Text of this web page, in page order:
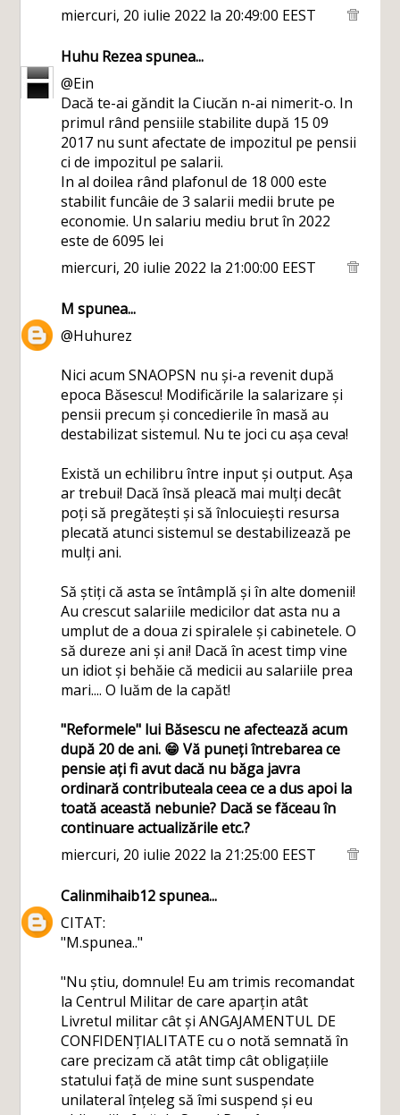
miercuri, 20 iulie 2022 la 20:49:00 EEST
Huhu Rezeaspunea...
@Ein
Dacă te-ai găndit la Ciucăn n-ai nimerit-o. In
primul rând pensiile stabilite după 15 09
2017 nu sunt afectate de impozitul pe pensii
ci de impozitul pe salarii.
In al doilea rând plafonul de 18 000 este
stabilit funcâie de 3 salarii medii brute pe
economie. Un salariu mediu brut în 2022
este de 6095 lei
miercuri, 20 iulie 2022 la 21:00:00 EEST
M spunea...
@Huhurez
Nici acum SNAOPSN nu și-a revenit după
epoca Băsescu! Modificările la salarizare și
pensii precum și concedierile în masă au
destabilizat sistemul. Nu te joci cu așa ceva!
Există un echilibru între input și output. Așa
ar trebui! Dacă însă pleacă mai mulți decât
poți să pregătești și să înlocuiești resursa
plecată atunci sistemul se destabilizează pe
mulți ani.
Să știți că asta se întâmplă și în alte domenii!
Au crescut salariile medicilor dat asta nu a
umplut de a doua zi spiralele și cabinetele. O
să dureze ani și ani! Dacă în acest timp vine
un idiot și behăie că medicii au salariile prea
mari.... O luăm de la capăt!
"Reformele" lui Băsescu ne afectează acum
după 20 de ani. 😁 Vă puneți întrebarea ce
pensie ați fi avut dacă nu băga javra
ordinară contributeala ceea ce a dus apoi la
toată această nebunie? Dacă se făceau în
continuare actualizările etc.?
miercuri, 20 iulie 2022 la 21:25:00 EEST
Calinmihaib12spunea...
CITAT:
"M.spunea.."
"Nu știu, domnule! Eu am trimis recomandat
la Centrul Militar de care aparțin atât
Livretul militar cât și ANGAJAMENTUL DE
CONFIDENȚIALITATE cu o notă semnată în
care precizam că atât timp cât obligațiile
statului față de mine sunt suspendate
unilateral înțeleg să îmi suspend și eu